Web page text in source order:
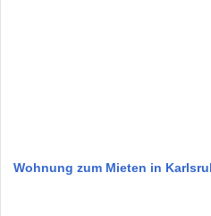
Wohnung zum Mieten in